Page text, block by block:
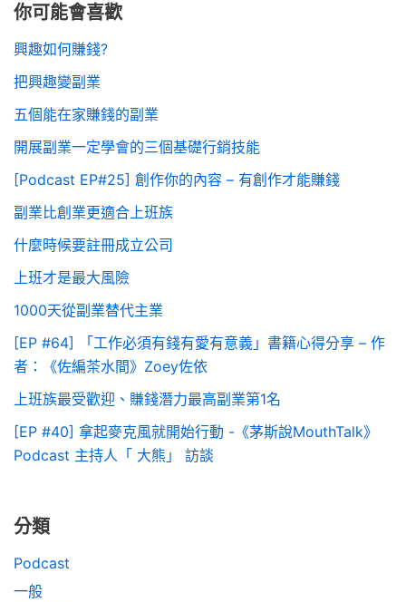
你可能會喜歡
興趣如何賺錢?
把興趣變副業
五個能在家賺錢的副業
開展副業一定學會的三個基礎行銷技能
[Podcast EP#25] 創作你的內容 – 有創作才能賺錢
副業比創業更適合上班族
什麼時候要註冊成立公司
上班才是最大風險
1000天從副業替代主業
[EP #64] 「工作必須有錢有愛有意義」書籍心得分享 – 作
者：《佐編茶水間》Zoey佐依
上班族最受歡迎、賺錢潛力最高副業第1名
[EP #40] 拿起麥克風就開始行動 -《茅斯說MouthTalk》
Podcast 主持人「 大熊」 訪談
分類
Podcast
一般